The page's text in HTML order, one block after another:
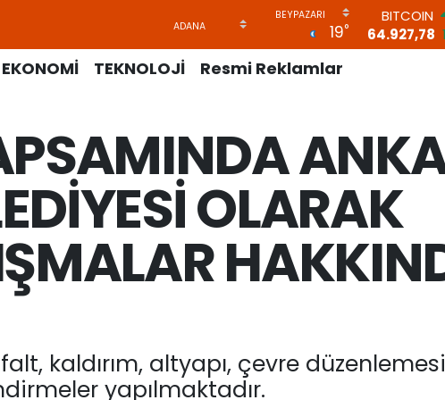
19°
DOLAR
47,5971
EURO
6527.85
BİST100
BITCOIN
64.927,78
EKONOMİ TEKNOLOJİ Resmi Reklamlar
OLARAK
kaldırım, altyapı, çevre
yapılmaktadır.